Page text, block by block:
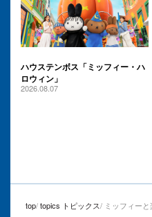
ハウステンボス「ミッフィー・ハ
ロウィン」
2026.08.07
top topics トピックス ミッフィー